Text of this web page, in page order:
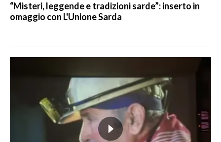
“Misteri, leggende e tradizioni sarde”: inserto in
omaggio con L'Unione Sarda